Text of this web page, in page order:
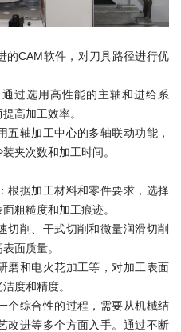
CAM软件，对刀具路径进行优
选用高性能的主轴和进给系
高加工效率。
轴加工中心的多轴联动功能，
夹次数和加工时间。
据加工材料和零件要求，选择
粗糙度和加工痕迹。
削、干式切削和微量润滑切削
面质量。
和电火花加工等，对加工表面
度和精度。
综合性的过程，需要从机械结
改进等多个方面入手。通过不断